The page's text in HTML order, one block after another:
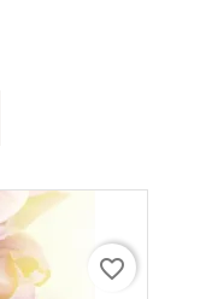
favorite_border